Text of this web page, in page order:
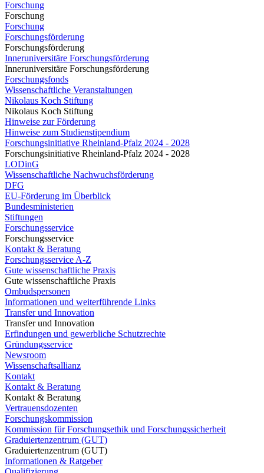
Forschung
Forschung
Forschung
Forschungsförderung
Forschungsförderung
Inneruniversitäre Forschungsförderung
Inneruniversitäre Forschungsförderung
Forschungsfonds
Wissenschaftliche Veranstaltungen
Nikolaus Koch Stiftung
Nikolaus Koch Stiftung
Hinweise zur Förderung
Hinweise zum Studienstipendium
Forschungsinitiative Rheinland-Pfalz 2024 - 2028
Forschungsinitiative Rheinland-Pfalz 2024 - 2028
LODinG
Wissenschaftliche Nachwuchsförderung
DFG
EU-Förderung im Überblick
Bundesministerien
Stiftungen
Forschungsservice
Forschungsservice
Kontakt & Beratung
Forschungsservice A-Z
Gute wissenschaftliche Praxis
Gute wissenschaftliche Praxis
Ombudspersonen
Informationen und weiterführende Links
Transfer und Innovation
Transfer und Innovation
Erfindungen und gewerbliche Schutzrechte
Gründungsservice
Newsroom
Wissenschaftsallianz
Kontakt
Kontakt & Beratung
Kontakt & Beratung
Vertrauensdozenten
Forschungskommission
Kommission für Forschungsethik und Forschungssicherheit
Graduiertenzentrum (GUT)
Graduiertenzentrum (GUT)
Informationen & Ratgeber